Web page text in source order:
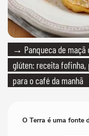
→ Panqueca de maçã
glúten: receita
para o café da manhã
O Terra é uma fonte